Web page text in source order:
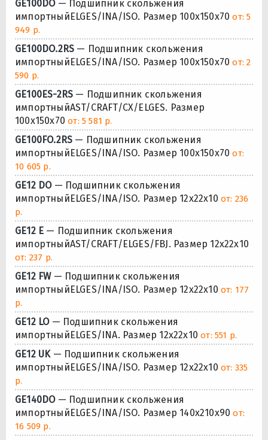
GE100DO— Подшипник скольжения
импортныйELGES/INA/ISO. Размер 100x150x70от: 5
949 р.
GE100DO.2RS — Подшипник скольжения
импортныйELGES/INA/ISO. Размер 100x150x70от: 2
590 р.
GE100ES-2RS — Подшипник скольжения
импортныйAST/CRAFT/CX/ELGES. Размер
100x150x70от: 5 581 р.
GE100FO.2RS — Подшипник скольжения
импортныйELGES/INA/ISO. Размер 100x150x70от:
10 605 р.
GE12 DO— Подшипник скольжения
импортныйELGES/INA/ISO. Размер 12x22x10 от: 236
р.
GE12 E — Подшипник скольжения
импортныйAST/CRAFT/ELGES/FBJ. Размер 12x22x10
от: 237 р.
GE12 FW— Подшипник скольжения
импортныйELGES/INA/ISO. Размер 12x22x10 от: 177
р.
GE12 LO— Подшипник скольжения
импортныйELGES/INA. Размер 12x22x10от: 551 р.
GE12 UK— Подшипник скольжения
импортныйELGES/INA/ISO. Размер 12x22x10 от: 335
р.
GE140DO— Подшипник скольжения
импортныйELGES/INA/ISO. Размер 140x210x90от:
16 509 р.